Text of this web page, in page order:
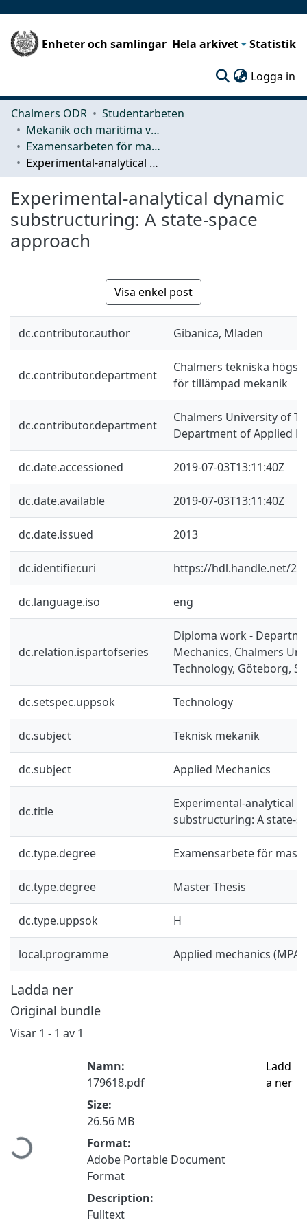
Enheter och samlingar Hela arkivet Statistik
Logga in
Chalmers ODR
Studentarbeten
Mekanik och maritima vetenskaper (M2)
Examensarbeten för masterexamen
Experimental-analytical dynamic substructuring: A state-space approach
Experimental-analytical dynamic
substructuring: A state-space
approach
Visa enkel post
dc.contributor.author Gibanica, Mladen
dc.contributor.department
Chalmers tekniska
för tillämpad mekanik
dc.contributor.department
Chalmers University of
Department of Applied
dc.date.accessioned 2019-07-03T13:11:40Z
dc.date.available 2019-07-03T13:11:40Z
dc.date.issued 2013
dc.identifier.uri https://hdl.handle.net/
dc.language.iso eng
dc.relation.ispartofseries
Diploma work -
Mechanics, Chalmers
Technology, Göteborg,
dc.setspec.uppsok Technology
dc.subject Teknisk mekanik
dc.subject Applied Mechanics
dc.title
Experimental-analytical
substructuring: A state-
dc.type.degree Examensarbete för
dc.type.degree Master Thesis
dc.type.uppsok H
local.programme Applied mechanics
Ladda ner
Original bundle
Visar 1 - 1 av 1
Hämtar...
Namn:
179618.pdf
Size:
26.56 MB
Format:
Adobe Portable Document
Format
Description:
Fulltext
Ladd
a ner